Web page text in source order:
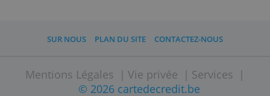
populaires sur notre siteet comparez
prépayées. Regardez les coûts et les
fonctionnalités et demandez votre carte